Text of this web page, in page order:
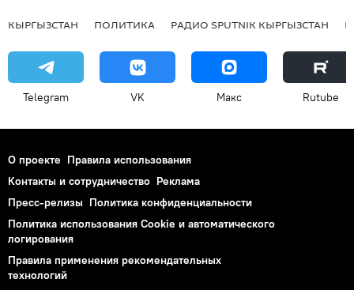
КЫРГЫЗСТАН ПОЛИТИКА РАДИО SPUTNIK КЫРГЫЗСТАН
Telegram VK Макс Rutube
О проекте Правила использования
Контакты и сотрудничество Реклама
Пресс-релизы Политика конфиденциальности
Политика использования Cookie и автоматического
логирования
Правила применения рекомендательных
технологий